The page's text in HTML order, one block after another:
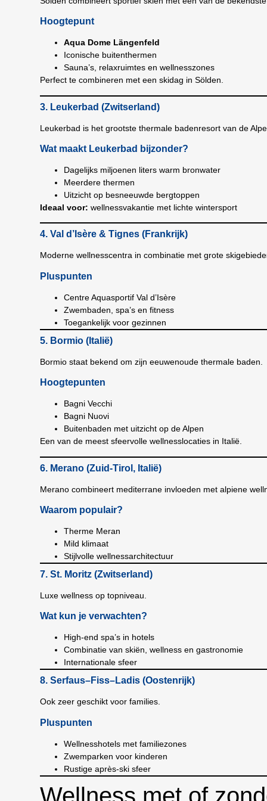
Hoogtepunt
Aqua Dome Längenfeld
Iconische buitenthermen
Sauna’s, relaxruimtes en wellnesszones
Perfect te combineren met een skidag in Sölden.
3. Leukerbad (Zwitserland)
Leukerbad is het grootste thermale badenresort van de
Wat maakt Leukerbad bijzonder?
Dagelijks miljoenen liters warm bronwater
Meerdere thermen
Uitzicht op besneeuwde bergtoppen
Ideaal voor: wellnessvakantie met lichte wintersport
4. Val d’Isère & Tignes (Frankrijk)
Moderne wellnesscentra in combinatie met grote
Pluspunten
Centre Aquasportif Val d’Isère
Zwembaden, spa’s en fitness
Toegankelijk voor gezinnen
5. Bormio (Italië)
Bormio staat bekend om zijn eeuwenoude thermale baden.
Hoogtepunten
Bagni Vecchi
Bagni Nuovi
Buitenbaden met uitzicht op de Alpen
Een van de meest sfeervolle wellnesslocaties in Italië.
6. Merano (Zuid-Tirol, Italië)
Merano combineert mediterrane invloeden met alpiene
Waarom populair?
Therme Meran
Mild klimaat
Stijlvolle wellnessarchitectuur
7. St. Moritz (Zwitserland)
Luxe wellness op topniveau.
Wat kun je verwachten?
High-end spa’s in hotels
Combinatie van skiën, wellness en gastronomie
Internationale sfeer
8. Serfaus–Fiss–Ladis (Oostenrijk)
Ook zeer geschikt voor families.
Pluspunten
Wellnesshotels met familiezones
Zwemparken voor kinderen
Rustige après-ski sfeer
Wellness met of